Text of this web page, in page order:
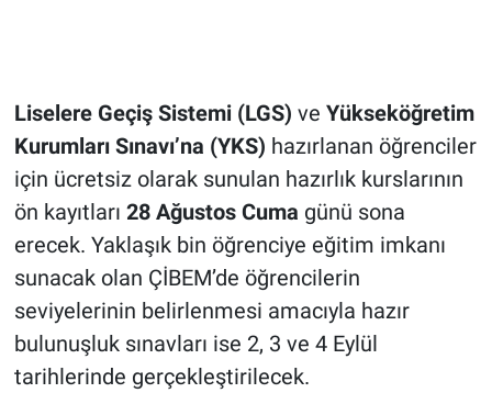
Liselere Geçiş Sistemi (LGS) ve Yükseköğretim
Kurumları Sınavı’na (YKS) hazırlanan öğrenciler
için ücretsiz olarak sunulan hazırlık kurslarının
ön kayıtları 28 Ağustos Cuma günü sona
erecek. Yaklaşık bin öğrenciye eğitim imkanı
sunacak olan ÇİBEM’de öğrencilerin
seviyelerinin belirlenmesi amacıyla hazır
bulunuşluk sınavları ise 2, 3 ve 4 Eylül
tarihlerinde gerçekleştirilecek.